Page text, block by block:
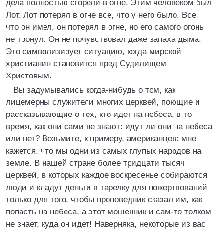
дела полностью сгорели в огне. Этим человеком был
Лот. Лот потерял в огне все, что у него было. Все,
что он имел, он потерял в огне, но его самого огонь
не тронул. Он не почувствовал даже запаха дыма.
Это символизирует ситуацию, когда мирской
христианин становится пред Судилищем
Христовым.
Вы задумывались когда-нибудь о том, как
лицемерны служители многих церквей, поющие и
рассказывающие о тех, кто идет на небеса, в то
время, как они сами не знают: идут ли они на небеса
или нет? Возьмите, к примеру, американцев: мне
кажется, что мы одни из самых глупых народов на
земле. В нашей стране более тридцати тысяч
церквей, в которых каждое воскресенье собираются
люди и кладут деньги в тарелку для пожертвований
только для того, чтобы проповедник сказал им, как
попасть на небеса, а этот мошенник и сам-то толком
не знает, куда он идет! Наверняка, некоторые из вас